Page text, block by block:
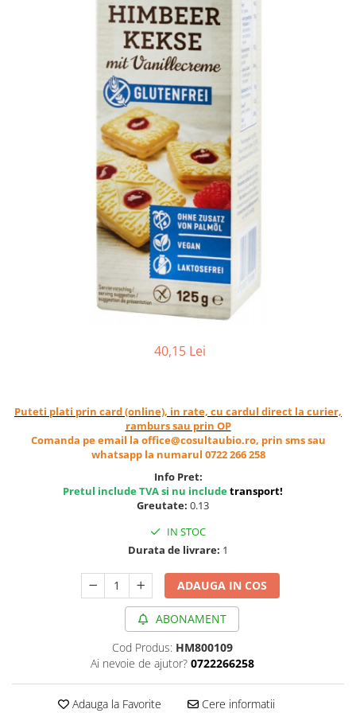
Ceaiuri diverse si accesorii
Vinuri, bere si alte bauturi
Siropuri naturale
Cacao si inlocuitori
Seminte bio pentru germinat
Seminte din plante oleaginoase
Superalimente bio
Lactate
Orez, Faina si Premixuri
Produse din carne
Conserve, Pateuri, creme
Leguminoase si seminte
Fermenti si gelifianti
Produse din soia
Sare si inlocuitori
40,15 Lei
Puteti plati prin card (online), in rate, cu cardul direct la curier,
ramburs sau prin OP
Comanda pe email la office@cosultaubio.ro, prin sms sau
whatsapp la numarul 0722 266 258
Info Pret:
Pretul include TVA si nu includetransport!
Greutate: 0.13
IN STOC
Durata de livrare: 1
ADAUGA IN COS
ABONAMENT
Cod Produs: HM800109
Ai nevoie de ajutor? 0722266258
Adauga la Favorite Cere informatii